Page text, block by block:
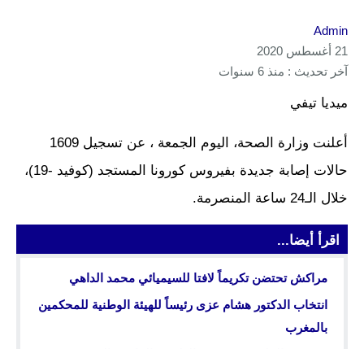
Admin
21 أغسطس 2020
آخر تحديث : منذ 6 سنوات
ميديا تيفي
أعلنت وزارة الصحة، اليوم الجمعة ، عن تسجيل 1609
حالات إصابة جديدة بفيروس كورونا المستجد (كوفيد -19)،
خلال الـ24 ساعة المنصرمة.
اقرأ أيضا...
مراكش تحتضن تكريماً لافتا للسيميائي محمد الداهي
انتخاب الدكتور هشام عزى رئيساً للهيئة الوطنية للمحكمين
بالمغرب